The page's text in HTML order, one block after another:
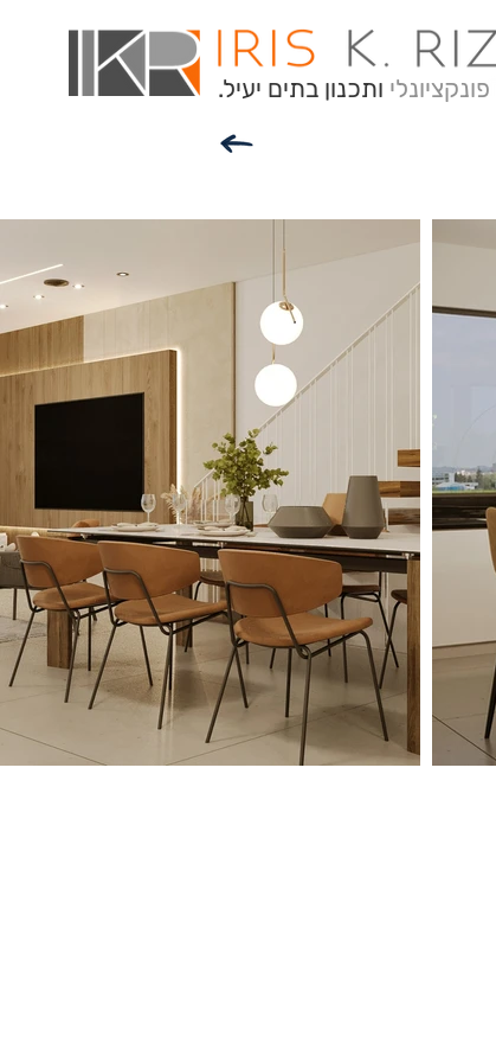
פונקציונלי ותכנון בתים יעיל.